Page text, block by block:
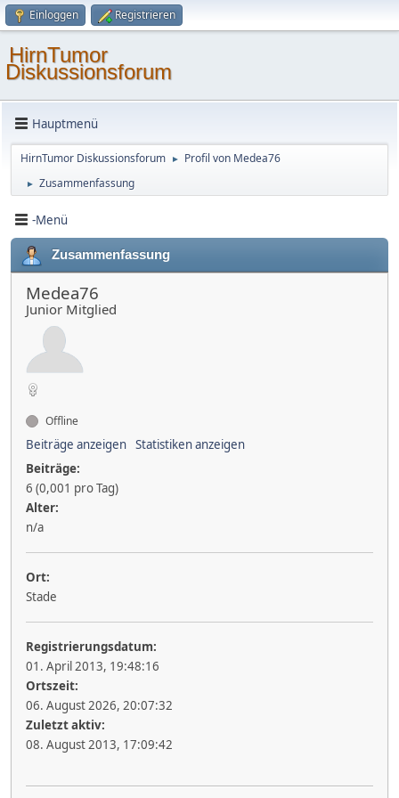
Einloggen Registrieren
HirnTumor
Diskussionsforum
Hauptmenü
HirnTumor Diskussionsforum ► Profil von Medea76
► Zusammenfassung
-Menü
Zusammenfassung
Medea76
Junior Mitglied
Offline
Beiträge anzeigen Statistiken anzeigen
Beiträge:
6 (0,001 pro Tag)
Alter:
n/a
Ort:
Stade
Registrierungsdatum:
01. April 2013, 19:48:16
Ortszeit:
06. August 2026, 20:07:32
Zuletzt aktiv:
08. August 2013, 17:09:42